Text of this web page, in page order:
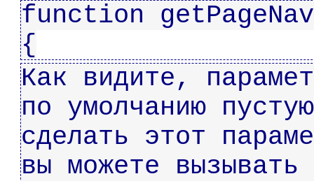
function
{
Как видите,
по умолчанию
сделать этот
вы можете